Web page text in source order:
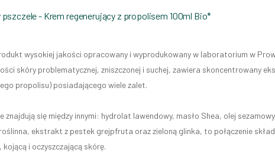
- Krem regenerujący z propolisem 100ml Bio*
wysokiej jakości opracowany i wyprodukowany w laboratorium w
skóry problematycznej, zniszczonej i suchej, zawiera skoncentrowany
propolisu) posiadającego wiele zalet.
znajdują się między innymi: hydrolat lawendowy, masło Shea, olej
ekstrakt z pestek grejpfruta oraz zieloną glinka, to połączenie
kojącą i oczyszczającą skórę.